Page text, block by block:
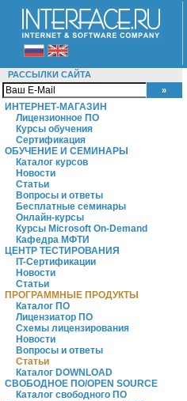
РАССЫЛКИ САЙТА
ИНТЕРНЕТ-МАГАЗИН
Лицензионное ПО
Курсы обучения
Сертификация
ОБУЧЕНИЕ И СЕМИНАРЫ
Каталог курсов
Новости
Статьи
Вопросы и ответы
Бесплатные семинары
Онлайн-курсы
Курсы Microsoft On-Demand
Кафедра МФТИ
ЦЕНТР ТЕСТИРОВАНИЯ
IT-Сертификации
Новости
Статьи
ПРОГРАММНЫЕ ПРОДУКТЫ
Каталог ПО
Лицензиатор ПО
Схемы лицензирования
Новости
Вопросы и ответы
Статьи
Каталог DOWNLOAD
СВОБОДНОЕ ПО/OPEN SOURCE
Каталог свободного ПО